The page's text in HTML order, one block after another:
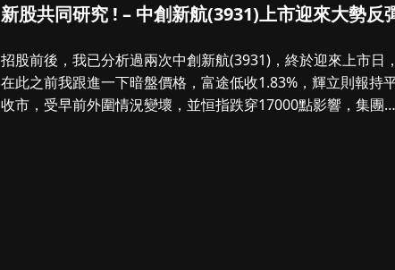
新股共同研究 ! – 中創新航(3931)上市迎來大勢反
招股前後，我已分析過兩次中創新航(3931)，終於迎來上市日，
在此之前我跟進一下暗盤價格，富途低收1.83%，輝立則報持
收市，受早前外圍情況變壞，並恒指跌穿17000點影響，集團以